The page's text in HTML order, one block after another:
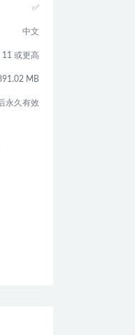
✅
中文
11 或更高
MB
永久有效